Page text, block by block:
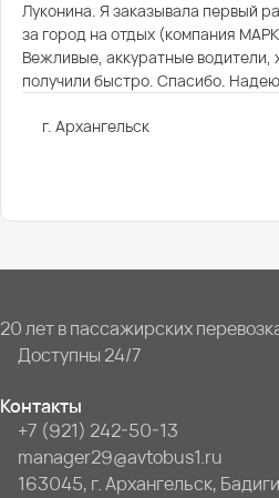
Луконина. Я заказывала первый
за город на отдых (компания
Вежливые, аккуратные
получили быстро. Спасибо.
г. Архангельск
20 лет в пассажирских
Доступны 24/7
Контакты
+7 (921) 242-50-13
manager29@avtobus1.ru
163045, г. Архангельск,